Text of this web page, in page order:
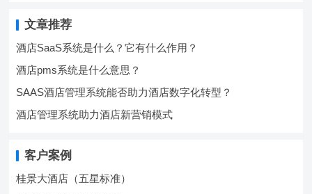
文章推荐
酒店SaaS系统是什么？它有什么作用？
酒店pms系统是什么意思？
SAAS酒店管理系统能否助力酒店数字化转型？
酒店管理系统助力酒店新营销模式
客户案例
桂景大酒店（五星标准）